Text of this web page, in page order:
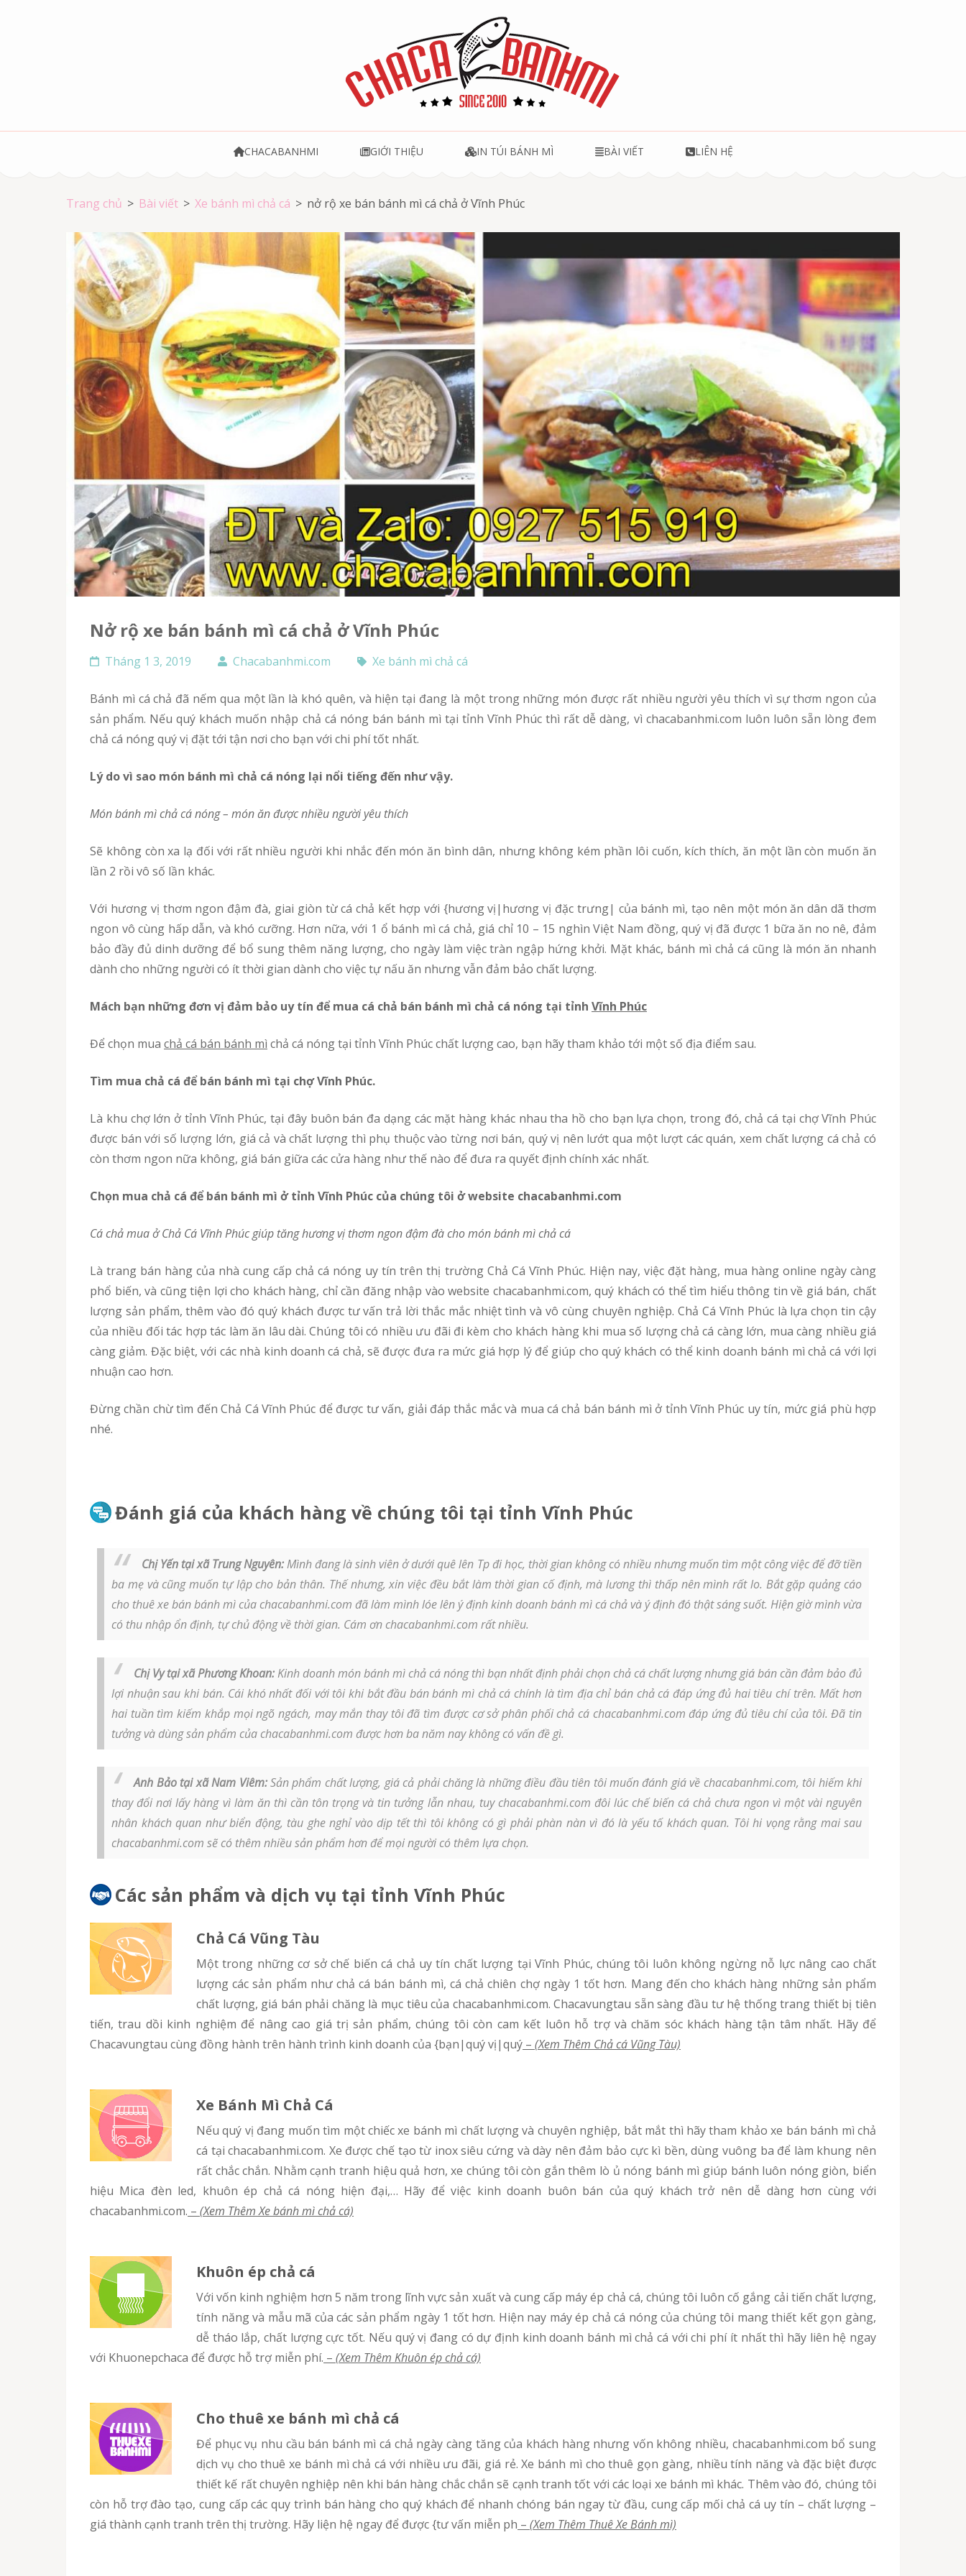
(ấn
Chả cá Vũng Tàu
CHACABANHMI GIỚI THIỆU IN TÚI BÁNH MÌ BÀI VIẾT LIÊN HỆ
Trang chủ > Bài viết > Xe bánh mì chả cá > nở rộ xe bán bánh mì cá chả ở Vĩnh Phúc
nở rộ xe bán bánh mì cá chả ở Vĩnh Phúc
Tháng 1 3, 2019 Chacabanhmi.com Xe bánh mì chả cá
Bánh mì cá chả đã nếm qua một lần là khó quên, và hiện tại đang là một trong những món được rất nhiều người yêu thích vì sự thơm ngon của
sản phẩm. Nếu quý khách muốn nhập chả cá nóng bán bánh mì tại tỉnh Vĩnh Phúc thì rất dễ dàng, vì chacabanhmi.com luôn luôn sẵn lòng đem
chả cá nóng quý vị đặt tới tận nơi cho bạn với chi phí tốt nhất.
Lý do vì sao món bánh mì chả cá nóng lại nổi tiếng đến như vậy.
Món bánh mì chả cá nóng – món ăn được nhiều người yêu thích
Sẽ không còn xa lạ đối với rất nhiều người khi nhắc đến món ăn bình dân, nhưng không kém phần lôi cuốn, kích thích, ăn một lần còn muốn ăn
lần 2 rồi vô số lần khác.
Với hương vị thơm ngon đậm đà, giai giòn từ cá chả kết hợp với {hương vị|hương vị đặc trưng| của bánh mì, tạo nên một món ăn dân dã thơm
ngon vô cùng hấp dẫn, và khó cưỡng. Hơn nữa, với 1 ổ bánh mì cá chả, giá chỉ 10 – 15 nghìn Việt Nam đồng, quý vị đã được 1 bữa ăn no nê, đảm
bảo đầy đủ dinh dưỡng để bổ sung thêm năng lượng, cho ngày làm việc tràn ngập hứng khởi. Mặt khác, bánh mì chả cá cũng là món ăn nhanh
dành cho những người có ít thời gian dành cho việc tự nấu ăn nhưng vẫn đảm bảo chất lượng.
Mách bạn những đơn vị đảm bảo uy tín để mua cá chả bán bánh mì chả cá nóng tại tỉnh Vĩnh Phúc
Để chọn mua chả cá bán bánh mìchả cá nóng tại tỉnh Vĩnh Phúc chất lượng cao, bạn hãy tham khảo tới một số địa điểm sau.
Tìm mua chả cá để bán bánh mì tại chợ Vĩnh Phúc.
Là khu chợ lớn ở tỉnh Vĩnh Phúc, tại đây buôn bán đa dạng các mặt hàng khác nhau tha hồ cho bạn lựa chọn, trong đó, chả cá tại chợ Vĩnh Phúc
được bán với số lượng lớn, giá cả và chất lượng thì phụ thuộc vào từng nơi bán, quý vị nên lướt qua một lượt các quán, xem chất lượng cá chả có
còn thơm ngon nữa không, giá bán giữa các cửa hàng như thế nào để đưa ra quyết định chính xác nhất.
Chọn mua chả cá để bán bánh mì ở tỉnh Vĩnh Phúc của chúng tôi ở website chacabanhmi.com
Cá chả mua ở Chả Cá Vĩnh Phúc giúp tăng hương vị thơm ngon đậm đà cho món bánh mì chả cá
Là trang bán hàng của nhà cung cấp chả cá nóng uy tín trên thị trường Chả Cá Vĩnh Phúc. Hiện nay, việc đặt hàng, mua hàng online ngày càng
phổ biến, và cũng tiện lợi cho khách hàng, chỉ cần đăng nhập vào website chacabanhmi.com, quý khách có thể tìm hiểu thông tin về giá bán, chất
lượng sản phẩm, thêm vào đó quý khách được tư vấn trả lời thắc mắc nhiệt tình và vô cùng chuyên nghiệp. Chả Cá Vĩnh Phúc là lựa chọn tin cậy
của nhiều đối tác hợp tác làm ăn lâu dài. Chúng tôi có nhiều ưu đãi đi kèm cho khách hàng khi mua số lượng chả cá càng lớn, mua càng nhiều giá
càng giảm. Đặc biệt, với các nhà kinh doanh cá chả, sẽ được đưa ra mức giá hợp lý để giúp cho quý khách có thể kinh doanh bánh mì chả cá với lợi
nhuận cao hơn.
Đừng chần chừ tìm đến Chả Cá Vĩnh Phúc để được tư vấn, giải đáp thắc mắc và mua cá chả bán bánh mì ở tỉnh Vĩnh Phúc uy tín, mức giá phù hợp
nhé.
Đánh giá của khách hàng về chúng tôi tại tỉnh Vĩnh Phúc
Chị Yến tại xã Trung Nguyên:Mình đang là sinh viên ở dưới quê lên Tp đi học, thời gian không có nhiều nhưng muốn tìm một công việc để đỡ tiền
ba mẹ và cũng muốn tự lập cho bản thân. Thế nhưng, xin việc đều bắt làm thời gian cố định, mà lương thì thấp nên mình rất lo. Bắt gặp quảng cáo
cho thuê xe bán bánh mì của chacabanhmi.com đã làm mình lóe lên ý định kinh doanh bánh mì cá chả và ý định đó thật sáng suốt. Hiện giờ mình vừa
có thu nhập ổn định, tự chủ động về thời gian. Cám ơn chacabanhmi.com rất nhiều.
Chị Vy tại xã Phương Khoan:Kinh doanh món bánh mì chả cá nóng thì bạn nhất định phải chọn chả cá chất lượng nhưng giá bán cần đảm bảo đủ
lợi nhuận sau khi bán. Cái khó nhất đối với tôi khi bắt đầu bán bánh mì chả cá chính là tìm địa chỉ bán chả cá đáp ứng đủ hai tiêu chí trên. Mất hơn
hai tuần tìm kiếm khắp mọi ngõ ngách, may mắn thay tôi đã tìm được cơ sở phân phối chả cá chacabanhmi.com đáp ứng đủ tiêu chí của tôi. Đã tin
tưởng và dùng sản phẩm của chacabanhmi.com được hơn ba năm nay không có vấn đề gì.
Anh Bảo tại xã Nam Viêm:Sản phẩm chất lượng, giá cả phải chăng là những điều đầu tiên tôi muốn đánh giá về chacabanhmi.com, tôi hiếm khi
thay đổi nơi lấy hàng vì làm ăn thì cần tôn trọng và tin tưởng lẫn nhau, tuy chacabanhmi.com đôi lúc chế biến cá chả chưa ngon vì một vài nguyên
nhân khách quan như biển động, tàu ghe nghỉ vào dịp tết thì tôi không có gì phải phàn nàn vì đó là yếu tố khách quan. Tôi hi vọng rằng mai sau
chacabanhmi.com sẽ có thêm nhiều sản phẩm hơn để mọi người có thêm lựa chọn.
Các sản phẩm và dịch vụ tại tỉnh Vĩnh Phúc
Chả Cá Vũng Tàu
Một trong những cơ sở chế biến cá chả uy tín chất lượng tại Vĩnh Phúc, chúng tôi luôn không ngừng nỗ lực nâng cao chất
lượng các sản phẩm như chả cá bán bánh mì, cá chả chiên chợ ngày 1 tốt hơn. Mang đến cho khách hàng những sản phẩm
chất lượng, giá bán phải chăng là mục tiêu của chacabanhmi.com. Chacavungtau sẵn sàng đầu tư hệ thống trang thiết bị tiên
tiến, trau dồi kinh nghiệm để nâng cao giá trị sản phẩm, chúng tôi còn cam kết luôn hỗ trợ và chăm sóc khách hàng tận tâm nhất. Hãy để
Chacavungtau cùng đồng hành trên hành trình kinh doanh của {bạn|quý vị|quý – (Xem Thêm Chả cá Vũng Tàu)
Xe Bánh Mì Chả Cá
Nếu quý vị đang muốn tìm một chiếc xe bánh mì chất lượng và chuyên nghiệp, bắt mắt thì hãy tham khảo xe bán bánh mì chả
cá tại chacabanhmi.com. Xe được chế tạo từ inox siêu cứng và dày nên đảm bảo cực kì bền, dùng vuông ba để làm khung nên
rất chắc chắn. Nhằm cạnh tranh hiệu quả hơn, xe chúng tôi còn gắn thêm lò ủ nóng bánh mì giúp bánh luôn nóng giòn, biển
hiệu Mica đèn led, khuôn ép chả cá nóng hiện đại,… Hãy để việc kinh doanh buôn bán của quý khách trở nên dễ dàng hơn cùng với
chacabanhmi.com. – (Xem Thêm Xe bánh mì chả cá)
Khuôn ép chả cá
Với vốn kinh nghiệm hơn 5 năm trong lĩnh vực sản xuất và cung cấp máy ép chả cá, chúng tôi luôn cố gắng cải tiến chất lượng,
tính năng và mẫu mã của các sản phẩm ngày 1 tốt hơn. Hiện nay máy ép chả cá nóng của chúng tôi mang thiết kết gọn gàng,
dễ tháo lắp, chất lượng cực tốt. Nếu quý vị đang có dự định kinh doanh bánh mì chả cá với chi phí ít nhất thì hãy liên hệ ngay
với Khuonepchaca để được hỗ trợ miễn phí. – (Xem Thêm Khuôn ép chả cá)
Cho thuê xe bánh mì chả cá
Để phục vụ nhu cầu bán bánh mì cá chả ngày càng tăng của khách hàng nhưng vốn không nhiều, chacabanhmi.com bổ sung
dịch vụ cho thuê xe bánh mì chả cá với nhiều ưu đãi, giá rẻ. Xe bánh mì cho thuê gọn gàng, nhiều tính năng và đặc biệt được
thiết kế rất chuyên nghiệp nên khi bán hàng chắc chắn sẽ cạnh tranh tốt với các loại xe bánh mì khác. Thêm vào đó, chúng tôi
còn hỗ trợ đào tạo, cung cấp các quy trình bán hàng cho quý khách để nhanh chóng bán ngay từ đầu, cung cấp mối chả cá uy tín – chất lượng –
giá thành cạnh tranh trên thị trường. Hãy liện hệ ngay để được {tư vấn miễn ph – (Xem Thêm Thuê Xe Bánh mì)